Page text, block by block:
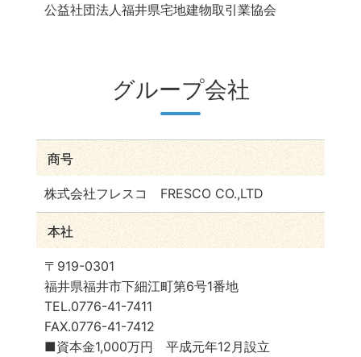
公益社団法人福井県宅地建物取引業協会
グループ会社
商号
株式会社フレスコ FRESCO CO.,LTD
本社
〒919-0301
福井県福井市下細江町第6号1番地
TEL.0776-41-7411
FAX.0776-41-7412
■資本金1,000万円 平成元年12月設立